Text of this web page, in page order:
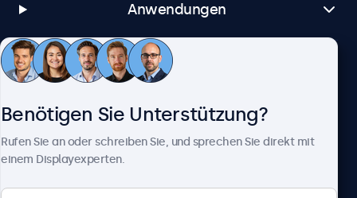
Anwendungen
Kundenservice
Benötigen Sie Unterstützung?
Rufen Sie an oder schreiben Sie, und sprechen Sie direkt mit
einem Displayexperten.